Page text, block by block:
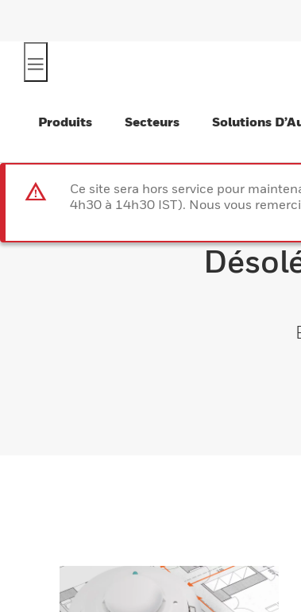
Produits Secteurs Solutions
Ce site sera hors service pour
4h30 à 14h30 IST). Nous vous